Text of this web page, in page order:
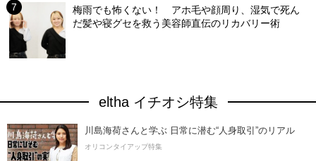
梅雨でも怖くない！ アホ毛や顔周り、湿気で死ん
だ髪や寝グセを救う美容師直伝のリカバリー術
eltha イチオシ特集
川島海荷さんと学ぶ 日常に潜む“人身取引”のリアル
オリコンタイアップ特集